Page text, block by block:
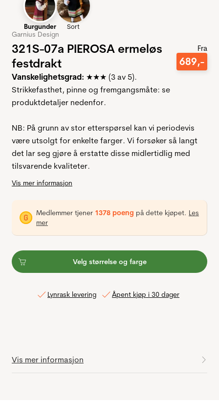
Burgunder Sort
Garnius Design
321S-07a PIEROSA ermeløs
festdrakt
Fra
689,-
Vanskelighetsgrad: ★★★ (3 av 5).
Strikkefasthet, pinne og fremgangsmåte: se
produktdetaljer nedenfor.
NB: På grunn av stor etterspørsel kan vi periodevis
være utsolgt for enkelte farger. Vi forsøker så langt
det lar seg gjøre å erstatte disse midlertidlig med
tilsvarende kvaliteter.
Vis mer informasjon
Medlemmer tjener 1378 poeng på dette kjøpet. Les
mer
Velg størrelse og farge
Lynrask levering Åpent kjøp i 30 dager
Vis mer informasjon